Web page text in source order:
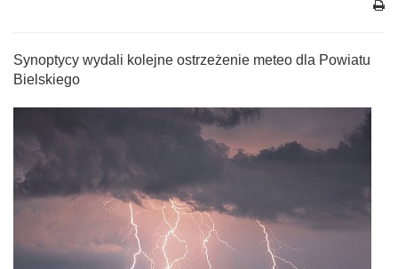
Synoptycy wydali kolejne ostrzeżenie meteo dla Powiatu
Bielskiego